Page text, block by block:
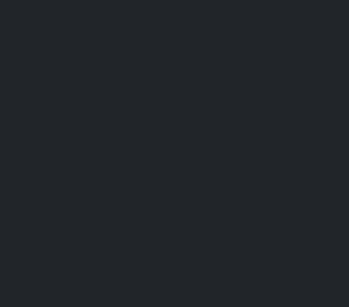
עץ כהה.